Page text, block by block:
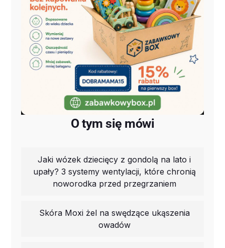
O tym się mówi
Jaki wózek dziecięcy z gondolą na lato i
upały? 3 systemy wentylacji, które chronią
noworodka przed przegrzaniem
Skóra Moxi żel na swędzące ukąszenia
owadów